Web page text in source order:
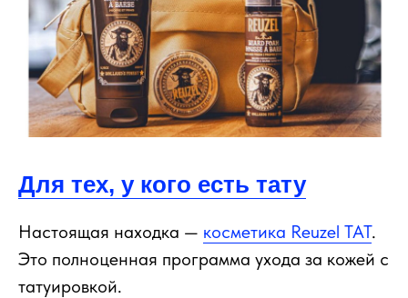
Для тех, у кого есть тату
Настоящая находка — косметика Reuzel TAT.
Это полноценная программа ухода за кожей с
татуировкой.